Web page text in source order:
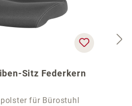
Sitz Federkern
für Bürostuhl